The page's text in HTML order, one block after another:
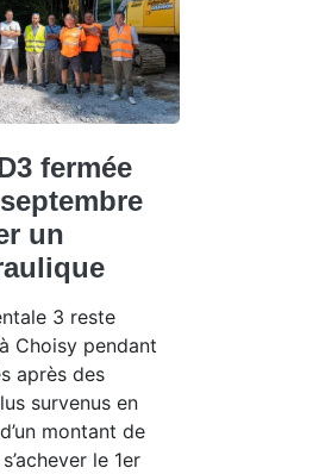
fermée
un
3 reste
Choisy pendant
après des
survenus en
montant de
le 1er